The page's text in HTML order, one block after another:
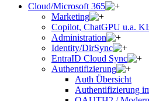
Cloud/Microsoft 365
Marketing
Copilot, ChatGPU u.a.
Administration
Identity/DirSync
EntraID Cloud Sync
Authentifizierung
Auth Übersicht
Authentifizierung